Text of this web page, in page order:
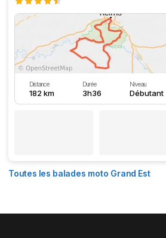
Distance
182 km
Durée
3h36
Niveau
Débutant
Toutes les balades moto Grand Est